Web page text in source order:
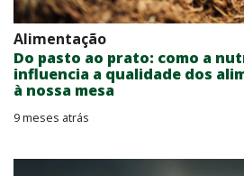
Alimentação
Do pasto ao prato: como a
influencia a qualidade dos
à nossa mesa
9 meses atrás